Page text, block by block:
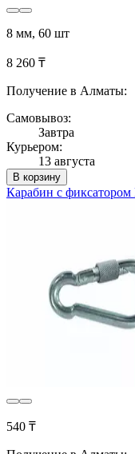
8 мм, 60 шт
8 260 ₸
Получение в Алматы:
Самовывоз:
Завтра
Курьером:
13 августа
В корзину
Карабин с
540 ₸